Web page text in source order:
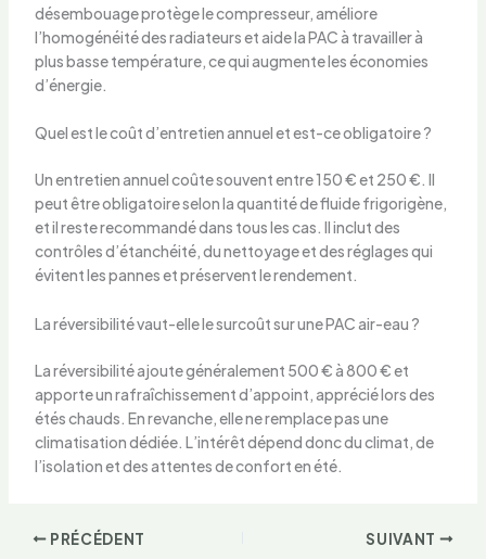
désembouage protège le compresseur, améliore
l’homogénéité des radiateurs et aide la PAC à travailler à
plus basse température, ce qui augmente les économies
d’énergie.
Quel est le coût d’entretien annuel et est-ce obligatoire ?
Un entretien annuel coûte souvent entre 150 € et 250 €. Il
peut être obligatoire selon la quantité de fluide frigorigène,
et il reste recommandé dans tous les cas. Il inclut des
contrôles d’étanchéité, du nettoyage et des réglages qui
évitent les pannes et préservent le rendement.
La réversibilité vaut-elle le surcoût sur une PAC air-eau ?
La réversibilité ajoute généralement 500 € à 800 € et
apporte un rafraîchissement d’appoint, apprécié lors des
étés chauds. En revanche, elle ne remplace pas une
climatisation dédiée. L’intérêt dépend donc du climat, de
l’isolation et des attentes de confort en été.
PRÉCÉDENT SUIVANT